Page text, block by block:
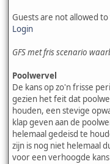
Guests are not allowed
Login
GFS met fris scenario
Poolwervel
De kans op zo'n frisse
gezien het feit dat
houden, een stevige
klap geven aan de
helemaal gedeisd te
zijn is nog niet helemaal
voor een verhoogde